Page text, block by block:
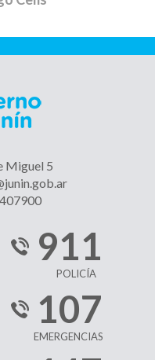
Miguel 5
911
POLICÍA
107
EMERGENCIAS